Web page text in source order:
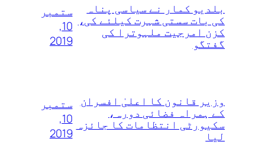
بلدیو کمار نے سیاسی پناہ
کی بات سستی شہرت کیلئے کی،
کزن امرجیت ملہوترا کی
گفتگو
ستمبر
10,
2019
وزیر قانون کا اعلیٰ‌ افسران
کے ہمراہ فضائی دورہ،
سکیورٹی انتظامات کا جائزہ
لیا
ستمبر
10,
2019